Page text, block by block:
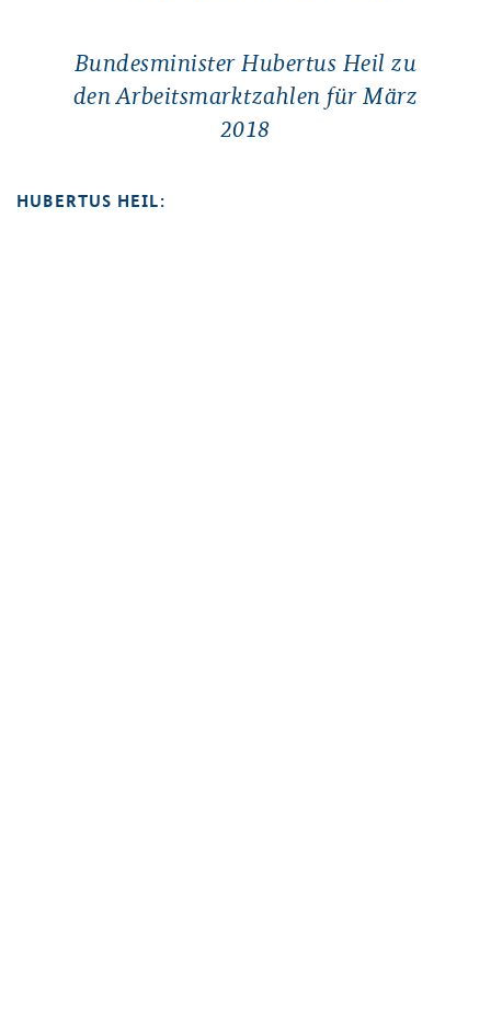
Bundesminister Hubertus Heil zu
den Arbeitsmarktzahlen für März
2018
HUBERTUS HEIL: